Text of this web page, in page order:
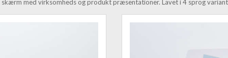
skærm med virksomheds og produkt præsentationer. Lavet i 4 sprog